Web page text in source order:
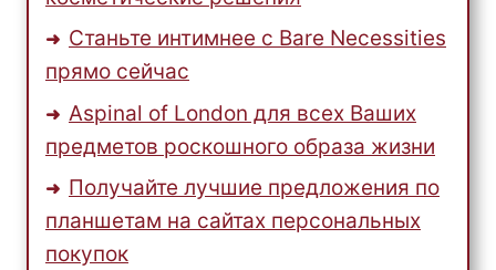
Станьте интимнее с Bare Necessities
прямо сейчас
Aspinal of London для всех Ваших
предметов роскошного образа жизни
Получайте лучшие предложения по
планшетам на сайтах персональных
покупок